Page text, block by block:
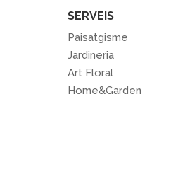
SERVEIS
Paisatgisme
Jardineria
Art Floral
Home&Garden